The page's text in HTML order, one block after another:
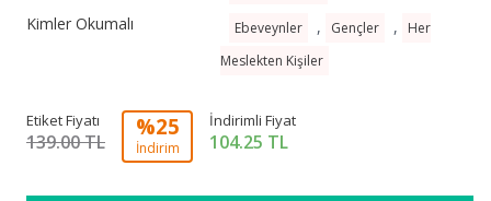
Kimler Okumalı Ebeveynler , Gençler ,
Her
Meslekten Kişiler
Etiket Fiyatı
139.00 TL
%25
İndirim
İndirimli Fiyat
104.25 TL